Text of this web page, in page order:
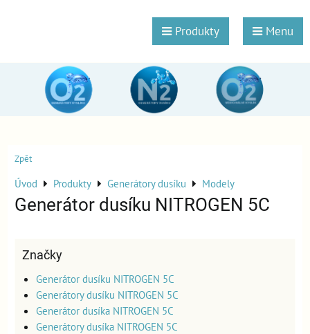
Produkty Menu
Zpět
Úvod Produkty Generátory dusíku Modely
Generátor dusíku NITROGEN 5C
Značky
Generátor dusíku NITROGEN 5C
Generátory dusíku NITROGEN 5C
Generátor dusíka NITROGEN 5C
Generátory dusíka NITROGEN 5C